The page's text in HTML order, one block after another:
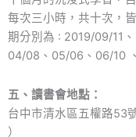
每次三小時，共十次，
期分別為 : 2019/09/11
04/08、05/06、06/10
五、讀書會地點：
台中市清水區五權路53
）